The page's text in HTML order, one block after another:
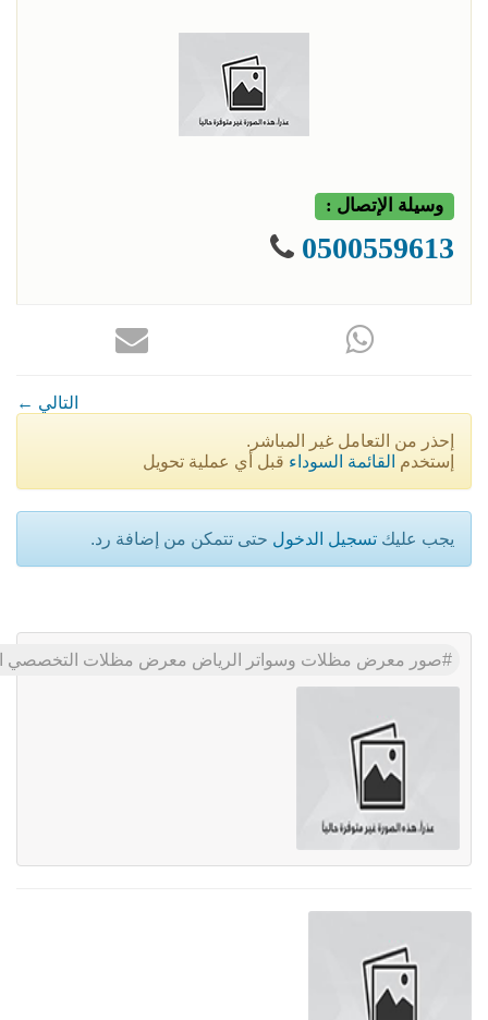
وسيلة الإتصال :
0500559613
← التالي
إحذر من التعامل غير المباشر.
إستخدم القائمة السوداء قبل أي عملية تحويل
يجب عليك تسجيل الدخول حتى تتمكن من إضافة رد.
صور معرض مظلات وسواتر الرياض معرض مظلات التخصصي الرياض